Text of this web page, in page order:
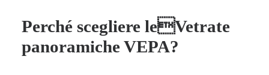
Perché scegliere leVetrate
panoramiche VEPA?